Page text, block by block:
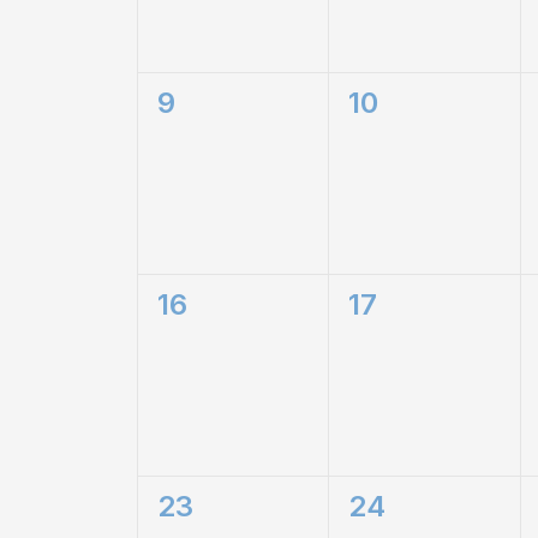
0
9
0
10
0
16
0
17
0
23
0
24